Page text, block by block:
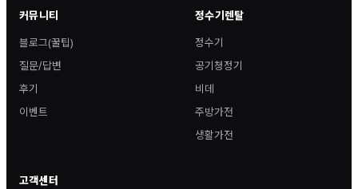
커뮤니티
블로그(꿀팁)
질문/답변
후기
이벤트
정수기렌탈
정수기
공기청정기
비데
주방가전
생활가전
고객센터